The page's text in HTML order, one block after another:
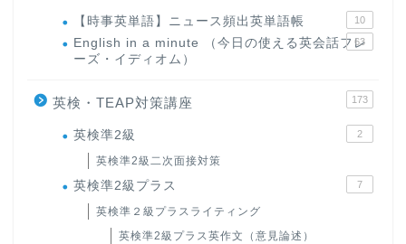
【時事英単語】ニュース頻出英単語帳 10
English in a minute （今日の使える英会話フレ
ーズ・イディオム）
63
英検・TEAP対策講座 173
英検準2級 2
英検準2級二次面接対策
英検準2級プラス 7
英検準２級プラスライティング
英検準2級プラス英作文（意見論述）